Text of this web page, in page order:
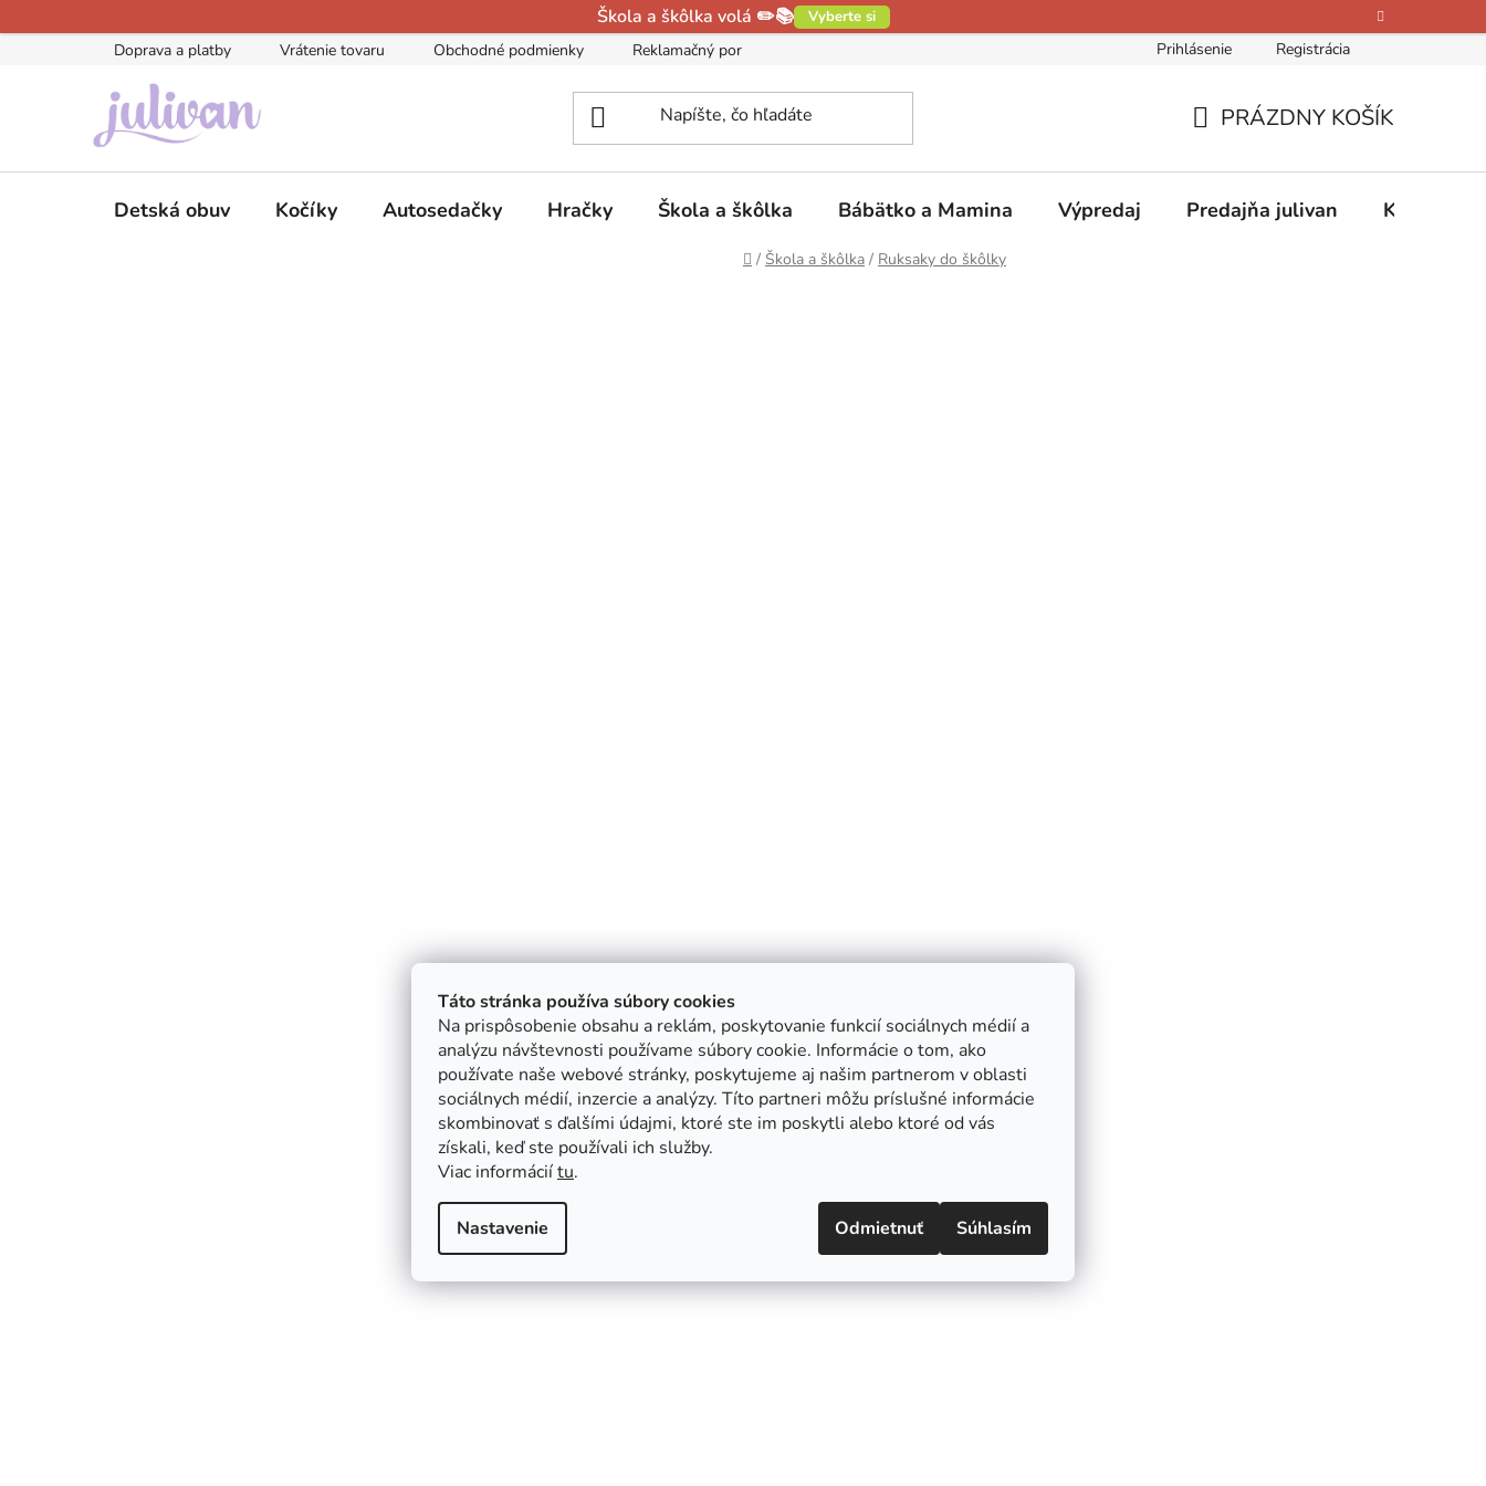
Táto stránka používa súbory cookies
Na prispôsobenie obsahu a reklám, poskytovanie funkcií sociálnych médií a
analýzu návštevnosti používame súbory cookie. Informácie o tom, ako
používate naše webové stránky, poskytujeme aj našim partnerom v oblasti
sociálnych médií, inzercie a analýzy. Títo partneri môžu príslušné informácie
skombinovať s ďalšími údajmi, ktoré ste im poskytli alebo ktoré od vás
získali, keď ste používali ich služby.
Viac informáciítu.
Nastavenie Odmietnuť Súhlasím
na
Škola a škôlka volá ✏️📚 Vyberte si
Doprava a platby Vrátenie tovaru Obchodné podmienky Reklamačný poriadok Kontakty O nás Hodnotenie obchodu
Prihlásenie Registrácia
KOŠÍK
PRÁZDNY KOŠÍK
Detská obuv Kočíky Autosedačky Hračky Škola a škôlka Bábätko a Mamina Výpredaj Predajňa julivan Kontakty
Domov
/ Škola a škôlka / Ruksaky do škôlky